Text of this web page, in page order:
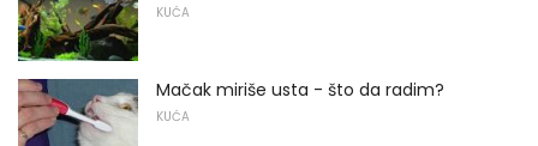
KUĆA
Mačak miriše usta - što da radim?
KUĆA